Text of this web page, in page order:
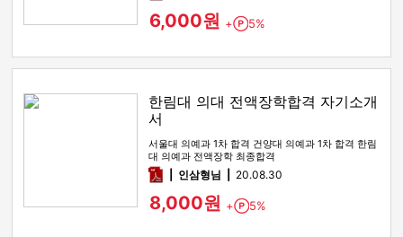
6,000원 + Point
5%
한림대 의대 전액장학합격 자기소개
서
서울대 의예과 1차 합격 건양대 의예과 1차 합격 한림
대 의예과 전액장학 최종합격
pdf인삼형님 20.08.30
8,000원 + Point
5%